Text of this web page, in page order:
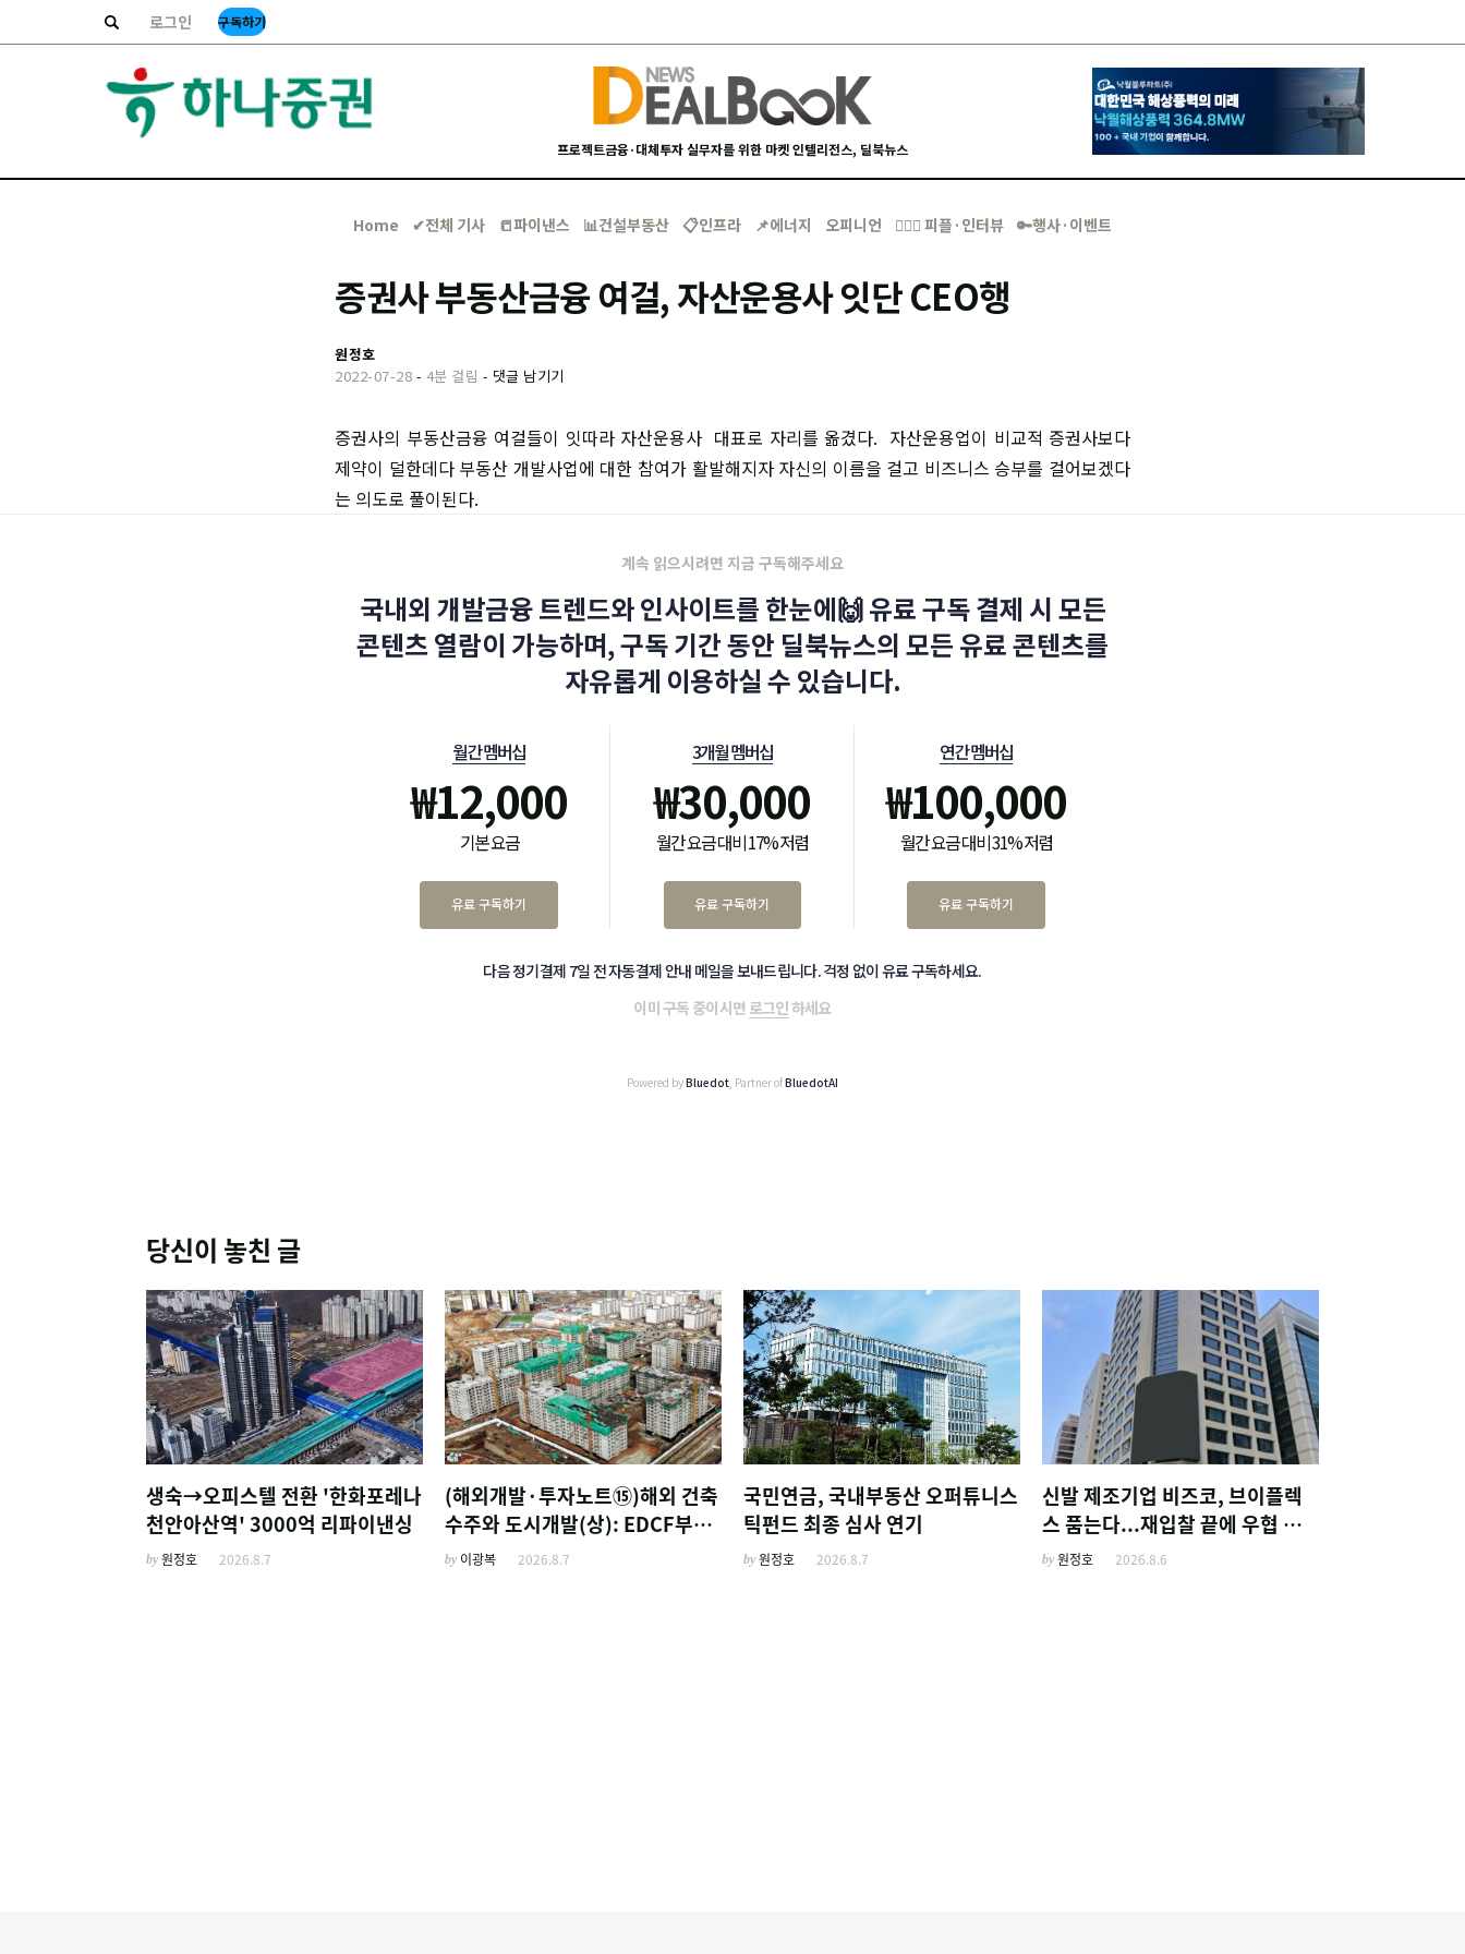
로그인 구독하기
프로젝트금융·대체투자 실무자를 위한 마켓 인텔리전스, 딜북뉴스
Home ✔︎전체 기사 📒파이낸스 📊건설부동산 📋인프라 📌에너지 오피니언 🙋🏻‍♂️ 피플·인터뷰 🔑행사·이벤트
증권사 부동산금융 여걸, 자산운용사 잇단 CEO행
원정호
2022-07-28 - 4분 걸림 - 댓글 남기기
증권사의 부동산금융 여걸들이 잇따라 자산운용사 대표로 자리를 옮겼다. 자산운용업이 비교적 증권사보다
제약이 덜한데다 부동산 개발사업에 대한 참여가 활발해지자 자신의 이름을 걸고 비즈니스 승부를 걸어보겠다
는 의도로 풀이된다.
계속 읽으시려면 지금 구독해주세요
국내외 개발금융 트렌드와 인사이트를 한눈에🙌 유료 구독 결제 시 모든
콘텐츠 열람이 가능하며, 구독 기간 동안 딜북뉴스의 모든 유료 콘텐츠를
자유롭게 이용하실 수 있습니다.
월간 멤버십
₩12,000
기본 요금
유료 구독하기
3개월 멤버십
₩30,000
월간 요금 대비 17% 저렴
유료 구독하기
연간 멤버십
₩100,000
월간 요금 대비 31% 저렴
유료 구독하기
다음 정기결제 7일 전 자동결제 안내 메일을 보내드립니다. 걱정 없이 유료 구독하세요.
이미 구독 중이시면 로그인하세요
Powered byBluedot, Partner ofBluedotAI
당신이 놓친 글
생숙→오피스텔 전환 '한화포레나
천안아산역' 3000억 리파이낸싱
by원정호 2026.8.7
(해외개발·투자노트⑮)해외 건축
수주와 도시개발(상): EDCF부터
계열사 진출 위한 복합시설까지
by 이광복 2026.8.7
국민연금, 국내부동산 오퍼튜니스
틱펀드 최종 심사 연기
by원정호 2026.8.7
신발 제조기업 비즈코, 브이플렉
스 품는다...재입찰 끝에 우협 선
정
by원정호 2026.8.6